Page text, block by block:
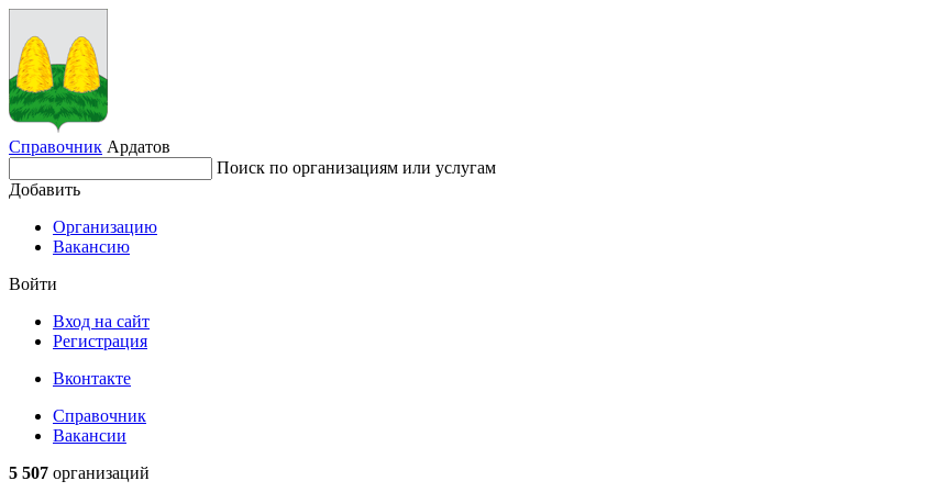
Справочник Ардатов
Поиск по организациям или услугам
Добавить
Организацию
Вакансию
Войти
Вход на сайт
Регистрация
Вконтакте
Справочник
Вакансии
5 507 организаций